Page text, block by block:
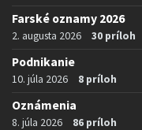
Farské oznamy 2026
2. augusta 2026 30 príloh
Podnikanie
10. júla 2026 8 príloh
Oznámenia
8. júla 2026 86 príloh